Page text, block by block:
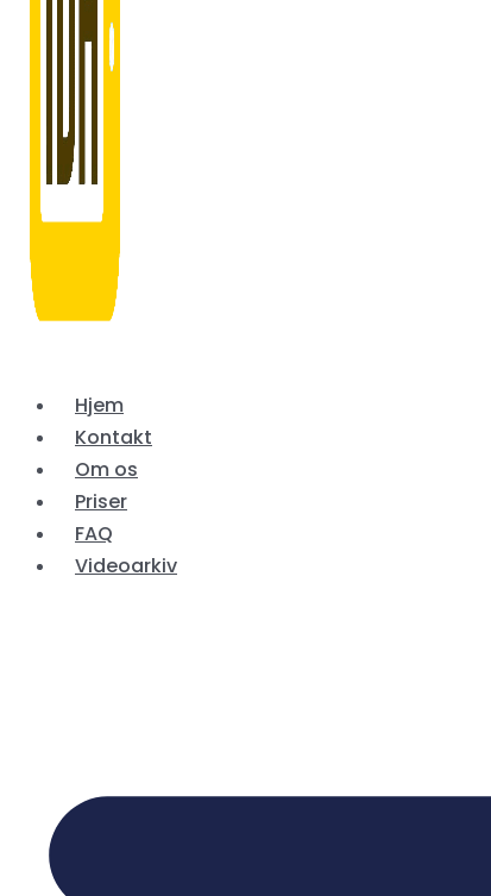
Hjem
Kontakt
Om os
Priser
FAQ
Videoarkiv